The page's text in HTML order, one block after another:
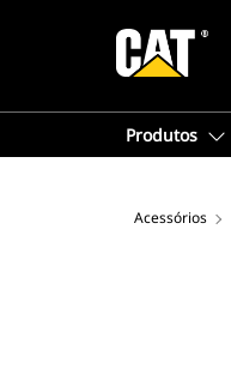
Produtos
Acessórios